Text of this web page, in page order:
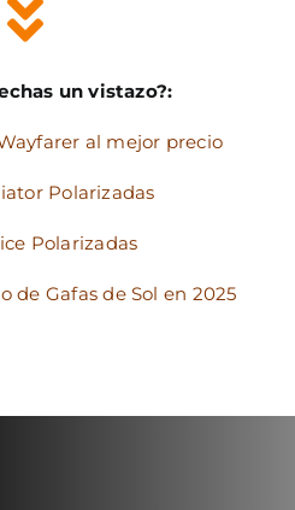
un vistazo?:
al mejor precio
Polarizadas
Polarizadas
de Gafas de Sol en 2025